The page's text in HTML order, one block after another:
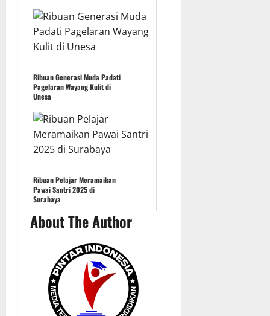
Ribuan Generasi Muda Padati
Pagelaran Wayang Kulit di
Unesa
Ribuan Pelajar Meramaikan
Pawai Santri 2025 di
Surabaya
About The Author